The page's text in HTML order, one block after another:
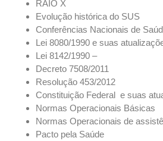
RAIO X
Evolução histórica do SUS
Conferências Nacionais de
Lei 8080/1990 e suas
Lei 8142/1990 –
Decreto 7508/2011
Resolução 453/2012
Constituição Federal e suas
Normas Operacionais Básicas
Normas Operacionais de
Pacto pela Saúde